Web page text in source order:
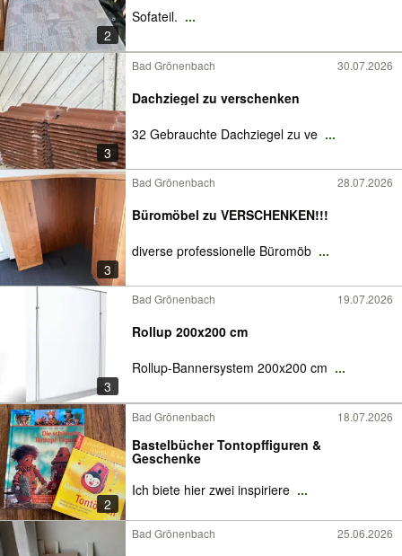
2
Sofateil. ...
3
Bad Grönenbach 30.07.2026
Dachziegel zu verschenken
32 Gebrauchte Dachziegel zu ve ...
3
Bad Grönenbach 28.07.2026
Büromöbel zu VERSCHENKEN!!!
diverse professionelle Büromöb ...
3
Bad Grönenbach 19.07.2026
Rollup 200x200 cm
Rollup-Bannersystem 200x200 cm ...
2
Bad Grönenbach 18.07.2026
Bastelbücher Tontopffiguren &
Geschenke
Ich biete hier zwei inspiriere ...
Bad Grönenbach 25.06.2026